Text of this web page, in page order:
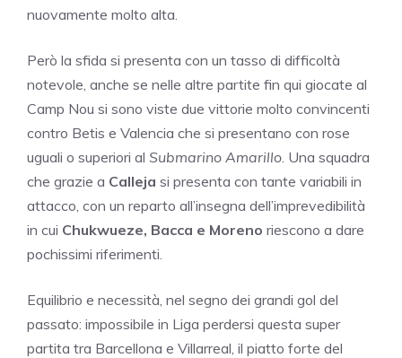
nuovamente molto alta.
Però la sfida si presenta con un tasso di difficoltà
notevole, anche se nelle altre partite fin qui giocate al
Camp Nou si sono viste due vittorie molto convincenti
contro Betis e Valencia che si presentano con rose
uguali o superiori al Submarino Amarillo. Una squadra
che grazie a Calleja si presenta con tante variabili in
attacco, con un reparto all’insegna dell’imprevedibilità
in cui Chukwueze, Bacca e Moreno riescono a dare
pochissimi riferimenti.
Equilibrio e necessità, nel segno dei grandi gol del
passato: impossibile in Liga perdersi questa super
partita tra Barcellona e Villarreal, il piatto forte del